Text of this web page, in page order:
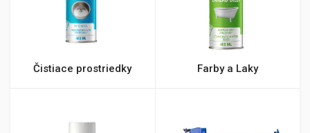
Čistiace prostriedky Farby a Laky